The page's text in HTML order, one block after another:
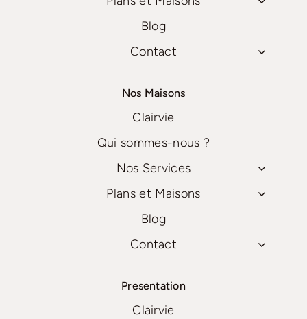
Blog
Contact
Nos Maisons
Clairvie
Qui sommes-nous ?
Nos Services
Plans et Maisons
Blog
Contact
Presentation
Clairvie